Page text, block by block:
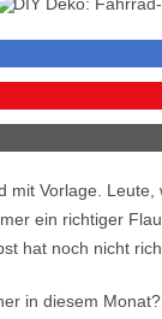
mit Vorlage.
ein richtiger
hat noch nicht
in diesem